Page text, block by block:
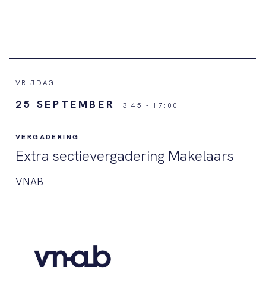
VRIJDAG
25 SEPTEMBER 13:45 - 17:00
VERGADERING
Extra sectievergadering Makelaars
VNAB